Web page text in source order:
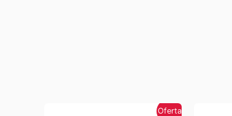
Oferta!